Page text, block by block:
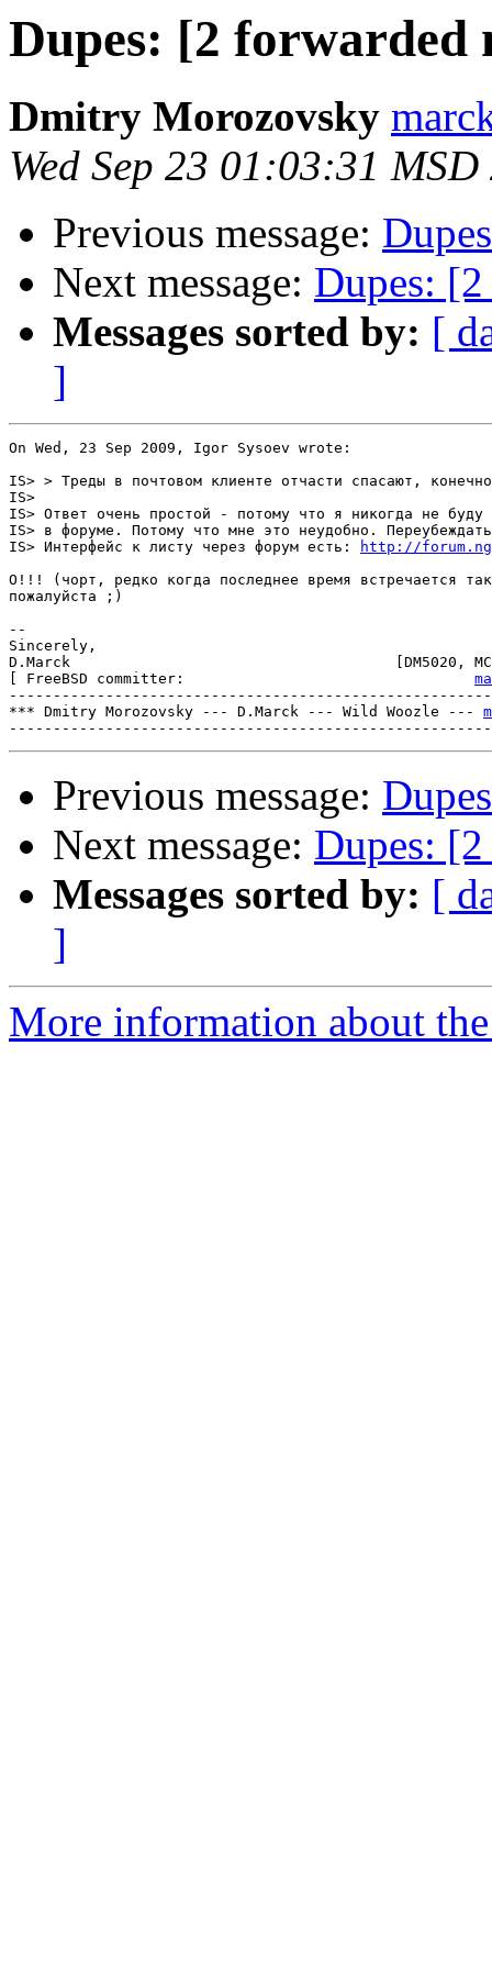
Dupes: [2 forwarded
Dmitry Morozovsky
Wed Sep 23 01:03:31 MSD
Previous message:
Next message: Dupes:
Messages sorted by: [
]
On Wed, 23 Sep 2009, Igor Sysoev wrote:
IS> > Треды в почтовом клиенте отчасти спасают,
IS>
IS> Ответ очень простой - потому что я никогда не буду
IS> в форуме. Потому что мне это неудобно.
IS> Интерфейс к листу через форум есть:
http://
О!!! (чорт, редко когда последнее время встречается
пожалуйста ;)
--
Sincerely,
D.Marck                                     [DM5020, MCK-
[ FreeBSD committer:
*** Dmitry Morozovsky --- D.Marck --- Wild Woozle ---
Previous message:
Next message: Dupes:
Messages sorted by: [
]
More information about